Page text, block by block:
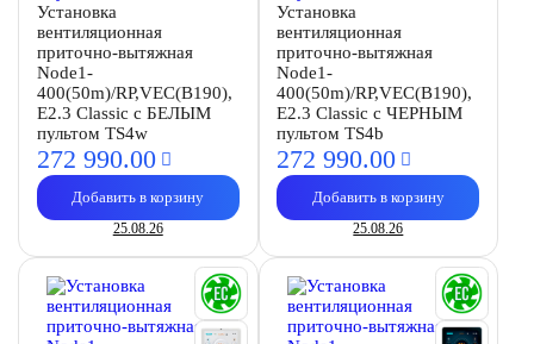
Установка
вентиляционная
приточно-вытяжная
Node1-
400(50m)/RP,VEC(B190),
E2.3 Classic с БЕЛЫМ
пультом TS4w
272 990.00
Добавить в корзину
25.08.26
Установка
вентиляционная
приточно-вытяжная
Node1-
400(50m)/RP,VEC(B190),
E2.3 Classic с ЧЕРНЫМ
пультом TS4b
272 990.00
Добавить в корзину
25.08.26